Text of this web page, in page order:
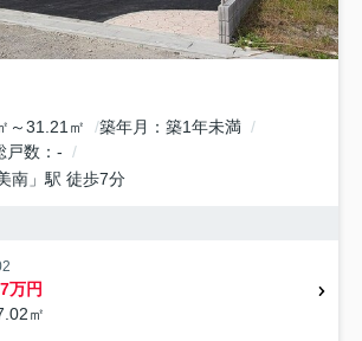
～31.21㎡ 築年月
築1年未満
戸数
-
南 」駅 徒歩7分
万円
㎡